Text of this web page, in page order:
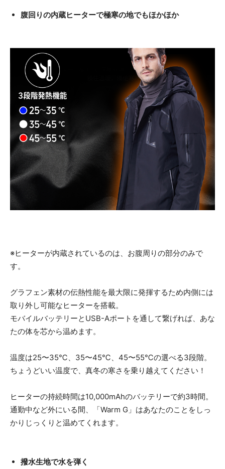
腹回りの内蔵ヒーターで極寒の地でもほかほか
※ヒーターが内蔵されているのは、お腹周りの部分のみで
す。
グラフェン素材の伝熱性能を最大限に発揮するため内側には
取り外し可能なヒーターを搭載。
モバイルバッテリーとUSB-Aポートを通して繋げれば、あな
たの体を芯から温めます。
温度は25〜35℃、35〜45℃、45〜55℃の選べる3段階。
ちょうどいい温度で、真冬の寒さを乗り越えてください！
ヒーターの持続時間は10,000mAhのバッテリーで約3時間。
通勤中など外にいる間、「Warm G」はあなたのことをしっ
かりじっくりと温めてくれます。
撥水生地で水を弾く